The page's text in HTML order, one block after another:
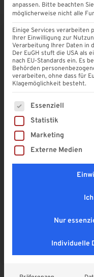
Rohrmuffe
braun)
4,9
7,80€
Enthält 19% MwSt. DE
zzgl.
Versand
Lieferzeit: vorrätig ab
Rohrmuffe zum Stecken
e
Sichere SSL-
anpassen. Bitte beachten
möglicherweise nicht alle
Einige Services verarbeiten
Ihrer Einwilligung zur
Verarbeitung Ihrer Daten in
Der EuGH stuft die USA als
nach EU-Standards ein. Es
Behörden
verarbeiten, ohne dass für
Klagemöglichkeit besteht.
Es folgt eine Liste
Essenziell
Statistik
Marketing
Externe Medien
Nur
Individuelle